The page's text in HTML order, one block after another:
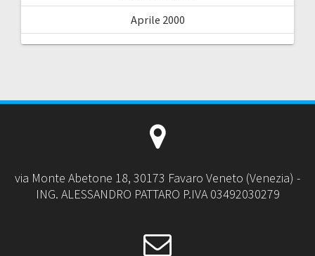
Aprile 2000
via Monte Abetone 18, 30173 Favaro Veneto (Venezia) -
ING. ALESSANDRO PATTARO P.IVA 03492030279